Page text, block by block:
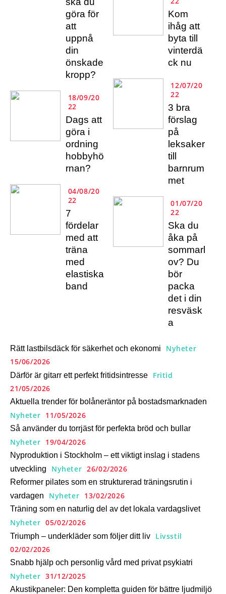
göra för
att
uppnå
din
önskade
kropp?
18/09/20
22
Dags att
göra i
ordning
hobbyhö
rnan?
04/08/20
22
7
fördelar
med att
träna
med
elastiska
band
Kom
ihåg att
byta till
vinterdä
ck nu
12/07/20
22
3 bra
förslag
på
leksaker
till
barnrum
met
01/07/20
22
Ska du
åka på
sommarl
ov? Du
bör
packa
det i din
resväsk
a
Rätt lastbilsdäck för säkerhet och ekonomi
Nyheter
15/06/2026
Därför är gitarr ett perfekt fritidsintresse
Fritid
21/05/2026
Aktuella trender för bolåneräntor på bostadsmarknaden
Nyheter 11/05/2026
Så använder du torrjäst för perfekta bröd och bullar
Nyheter 19/04/2026
Nyproduktion i Stockholm – ett viktigt inslag i stadens
utveckling
Nyheter 26/02/2026
Reformer pilates som en strukturerad träningsrutin i
vardagen
Nyheter 13/02/2026
Träning som en naturlig del av det lokala vardagslivet
Nyheter 05/02/2026
Triumph – underkläder som följer ditt liv
Livsstil
02/02/2026
Snabb hjälp och personlig vård med privat psykiatri
Nyheter 31/12/2025
Akustikpaneler: Den kompletta guiden för bättre ljudmiljö